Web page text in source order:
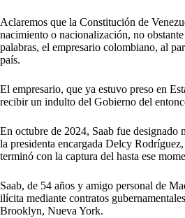
Aclaremos que la Constitución de
nacimiento o nacionalización, no
palabras, el empresario colombiano, al
país.
El empresario, que ya estuvo preso en
recibir un indulto del Gobierno del
En octubre de 2024, Saab fue
la presidenta encargada Delcy
terminó con la captura del hasta ese
Saab, de 54 años y amigo personal de
ilícita mediante contratos
Brooklyn, Nueva York.